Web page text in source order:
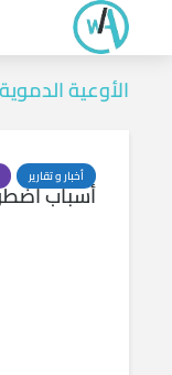
الأوعية الدموية
أخبار و تقارير
أسباب